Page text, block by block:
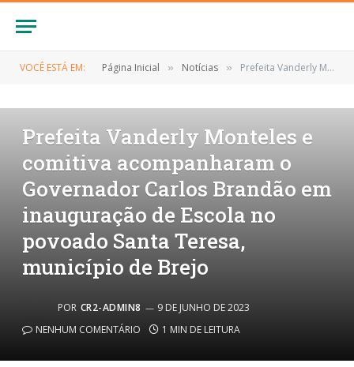
VOCÊ ESTÁ EM: Página Inicial » Notícias » Prefeita Vanderly Monteles e comitiva acompanharam o Governador Carlos Brandão em inauguração de Escola no povoado Santa Teresa, município de Brejo
Prefeita Vanderly Monteles e
comitiva acompanharam o
Governador Carlos Brandão em
inauguração de Escola no
povoado Santa Teresa,
município de Brejo
POR CR2-ADMIN8
9 DE JUNHO DE 2023
NENHUM COMENTÁRIO
1 MIN DE LEITURA